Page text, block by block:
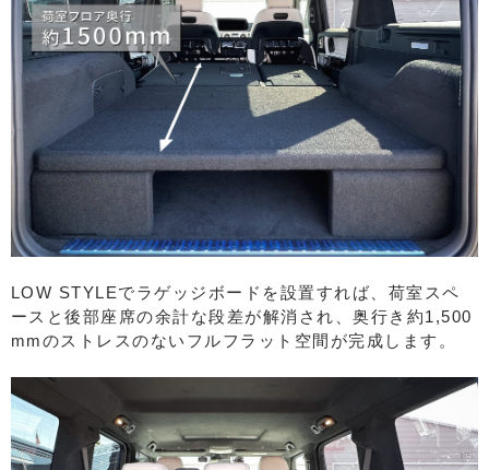
LOW STYLEでラゲッジボードを設置すれば、荷室スペ
ースと後部座席の余計な段差が解消され、奥行き約1,500
mmのストレスのないフルフラット空間が完成します。